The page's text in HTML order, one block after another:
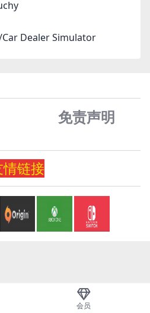
Car Dealer Simulator
免责声明
链接
会员